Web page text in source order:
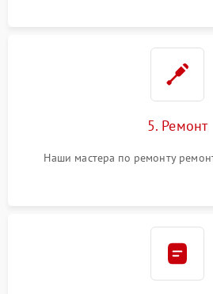
5. Ремонт
Наши мастера по ремонту